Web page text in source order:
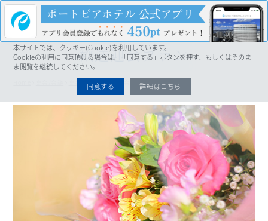
MENU
歓送迎会プラン
宴会プラン 歓送迎会プラン
本サイトでは、クッキー(Cookie)を利用しています。
Cookieの利用に同意頂ける場合は、「同意する」ボタンを押す、もしくはそのま
ま閲覧を継続してください。
同意する 詳細はこちら